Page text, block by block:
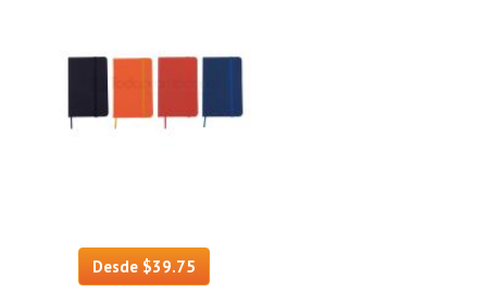
Desde $39.75